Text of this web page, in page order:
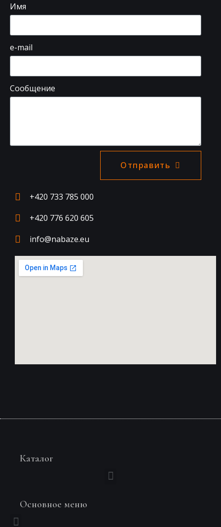
Имя
e-mail
Сообщение
Отправить
+420 733 785 000
+420 776 620 605
info@nabaze.eu
Каталог
Основное меню